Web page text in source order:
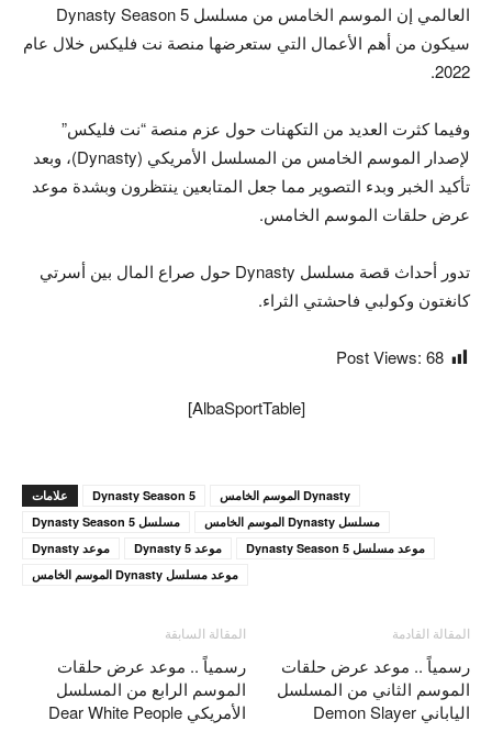
العالمي إن الموسم الخامس من مسلسل Dynasty Season 5
سيكون من أهم الأعمال التي ستعرضها منصة نت فليكس خلال عام
2022.
وفيما كثرت العديد من التكهنات حول عزم منصة “نت فليكس”
لإصدار الموسم الخامس من المسلسل الأمريكي (Dynasty)، وبعد
تأكيد الخبر وبدء التصوير مما جعل المتابعين ينتظرون وبشدة موعد
عرض حلقات الموسم الخامس.
تدور أحداث قصة مسلسل Dynasty حول صراع المال بين أسرتي
كانغتون وكولبي فاحشتي الثراء.
Post Views: 68
[AlbaSportTable]
علامات Dynasty Season 5
Dynasty الموسم الخامس
مسلسل Dynasty Season 5
مسلسل Dynasty الموسم الخامس
موعد Dynasty
موعد Dynasty 5
موعد مسلسل Dynasty Season 5
موعد مسلسل Dynasty الموسم الخامس
المقالة السابقة
رسمياً .. موعد عرض حلقات
الموسم الرابع من المسلسل
الأمريكي Dear White People
المقالة القادمة
رسمياً .. موعد عرض حلقات
الموسم الثاني من المسلسل
الياباني Demon Slayer